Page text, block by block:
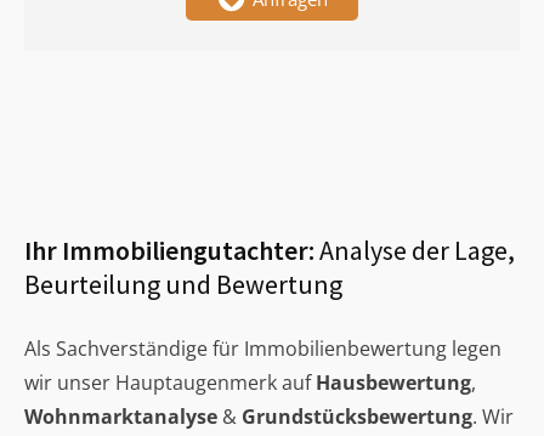
Ihr Immobiliengutachter:Analyse der Lage,
Beurteilung und Bewertung
Als Sachverständige für Immobilienbewertung legen
wir unser Hauptaugenmerk aufHausbewertung,
Wohnmarktanalyse & Grundstücksbewertung. Wir